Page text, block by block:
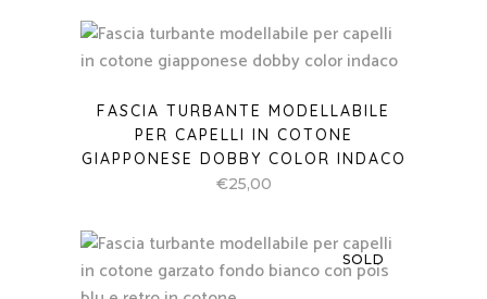
FASCIA TURBANTE MODELLABILE
PER CAPELLI IN COTONE
GIAPPONESE DOBBY COLOR INDACO
€25,00
SOLD